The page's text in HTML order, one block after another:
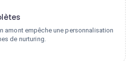
amont empêche une personnalisation
de nurturing.